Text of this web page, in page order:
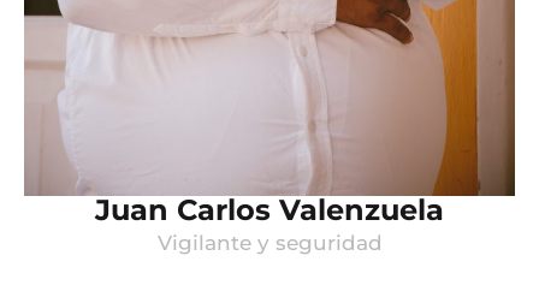
Juan Carlos Valenzuela
Vigilante y seguridad